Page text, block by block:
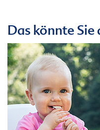
Das könnte